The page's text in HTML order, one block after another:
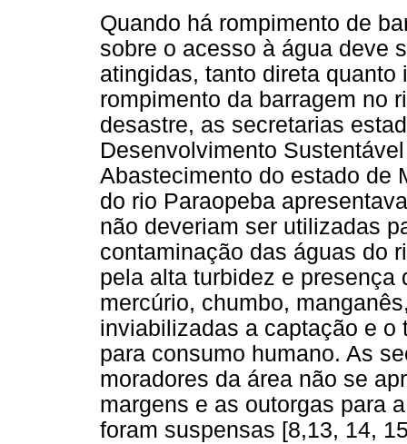
Quando há rompimento de
sobre o acesso à água deve
atingidas, tanto direta
rompimento da barragem no
desastre, as secretarias
Desenvolvimento
Abastecimento do estado de
do rio Paraopeba
não deveriam ser utilizadas
contaminação das águas do
pela alta turbidez e
mercúrio, chumbo,
inviabilizadas a captação e o
para consumo humano. As
moradores da área não se
margens e as outorgas para
foram suspensas [8,13, 14,